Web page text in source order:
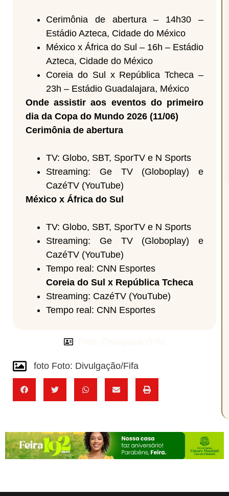
Cerimônia de abertura – 14h30 –
Estádio Azteca, Cidade do México
México x África do Sul – 16h – Estádio
Azteca, Cidade do México
Coreia do Sul x República Tcheca –
23h – Estádio Guadalajara, México
Onde assistir aos eventos do primeiro
dia da Copa do Mundo 2026 (11/06)
Cerimônia de abertura
TV: Globo, SBT, SporTV e N Sports
Streaming: Ge TV (Globoplay) e
CazéTV (YouTube)
México x África do Sul
TV: Globo, SBT, SporTV e N Sports
Streaming: Ge TV (Globoplay) e
CazéTV (YouTube)
Tempo real: CNN Esportes
Coreia do Sul x República Tcheca
Streaming: CazéTV (YouTube)
Tempo real: CNN Esportes
foto Foto: Divulgação/Fifa